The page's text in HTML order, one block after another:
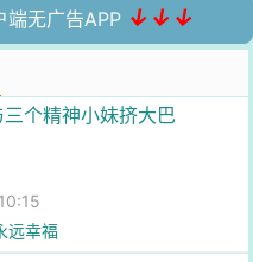
端无广告APP ↓↓↓
个精神小妹挤大巴
远幸福